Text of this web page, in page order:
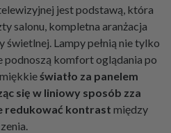
jest podstawą, która
salonu, kompletna aranżacja
Lampy pełnią nie tylko
podnoszą komfort oglądania po
światło za panelem
się w liniowy sposób zza
redukować kontrast między